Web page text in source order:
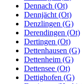
Dennach (Ot)
Dennjächt (Ot)
Denzlingen (G)
Derendingen (Ot)
Dertingen (Ot)
Dettenhausen (G)
Dettenheim (G)
Dettensee (Ot)
Dettighofen (G)